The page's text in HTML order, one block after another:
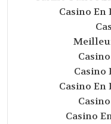
Casino En
Casino
Casino En
Casino